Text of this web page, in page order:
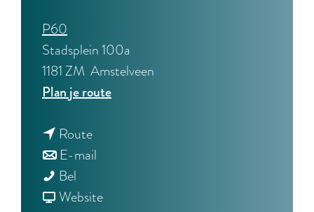
P60
Stadsplein 100a
1181 ZM Amstelveen
Plan je routen
Routen
a
r
E-mail
a
Bel
H
Websitev